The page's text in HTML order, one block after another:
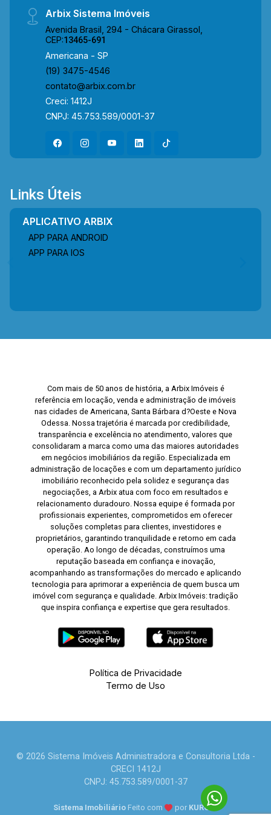
Arbix Sistema Imóveis
Avenida Brasil, 294 - Chácara Girassol,
CEP:13465-691
Americana - SP
(19) 3475-4546
contato@arbix.com.br
Creci: 1412J
CNPJ: 45.753.589/0001-37
Links Úteis
APLICATIVO ARBIX
APP PARA ANDROID
APP PARA IOS
Com mais de 50 anos de história, a Arbix Imóveis é
referência em locação, venda e administração de imóveis
nas cidades de Americana, Santa Bárbara d?Oeste e Nova
Odessa. Nossa trajetória é marcada por credibilidade,
transparência e excelência no atendimento, valores que
consolidaram a marca como uma das maiores autoridades
em negócios imobiliários da região. Especializada em
administração de locações e com um departamento jurídico
imobiliário reconhecido pela solidez e segurança das
negociações, a Arbix atua com foco em resultados e
relacionamento duradouro. Nossa equipe é formada por
profissionais experientes, comprometidos em oferecer
soluções completas para clientes, investidores e
proprietários, garantindo tranquilidade e retorno em cada
operação. Ao longo de décadas, construímos uma
reputação baseada em confiança e inovação,
acompanhando as transformações do mercado e aplicando
tecnologia para aprimorar a experiência de quem busca um
imóvel com segurança e qualidade. Arbix Imóveis: tradição
que inspira confiança e expertise que gera resultados.
Política de Privacidade
Termo de Uso
© 2026 Sistema Imóveis Administradora e Consultoria Ltda -
CRECI 1412J
CNPJ: 45.753.589/0001-37
Sistema Imobiliário Feito com por KUROLE